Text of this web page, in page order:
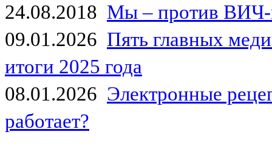
24.08.2018 Мы – против
09.01.2026 Пять главных
итоги 2025 года
08.01.2026 Электронные
работает?